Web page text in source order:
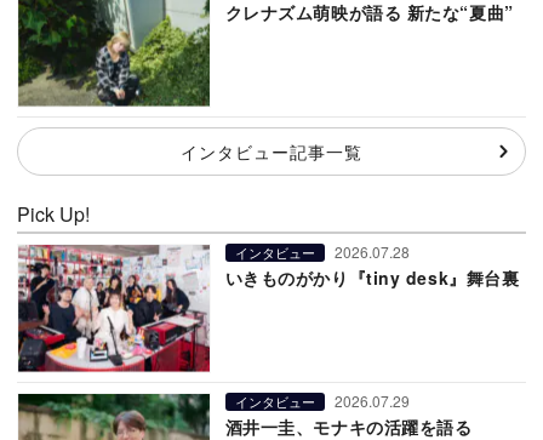
クレナズム萌映が語る 新たな“夏曲”
インタビュー記事一覧
Pick Up!
インタビュー 2026.07.28
いきものがかり『tiny desk』舞台裏
インタビュー 2026.07.29
酒井一圭、モナキの活躍を語る